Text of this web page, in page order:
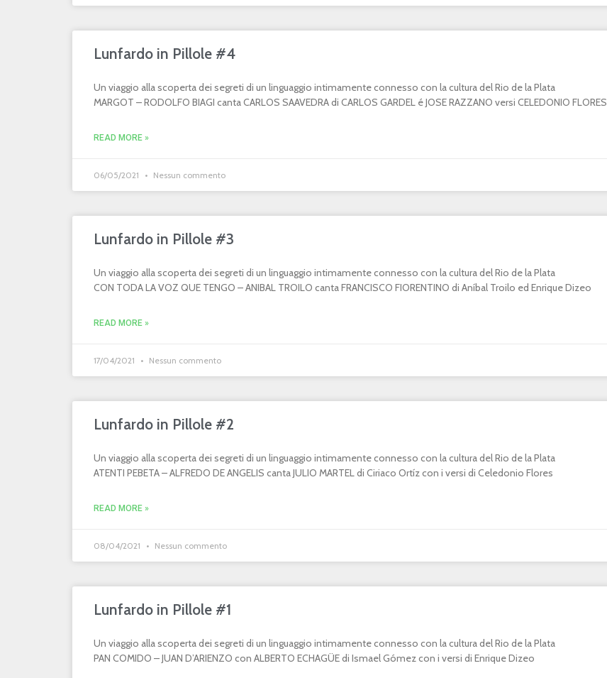
Lunfardo in Pillole #4
Un viaggio alla scoperta dei segreti di un linguaggio intimamente connesso con la cultura del Rio de la Plata
MARGOT – RODOLFO BIAGI canta CARLOS SAAVEDRA di CARLOS GARDEL é JOSE RAZZANO versi CELEDONIO FLORES
READ MORE »
06/05/2021 Nessun commento
Lunfardo in Pillole #3
Un viaggio alla scoperta dei segreti di un linguaggio intimamente connesso con la cultura del Rio de la Plata
CON TODA LA VOZ QUE TENGO – ANIBAL TROILO canta FRANCISCO FIORENTINO di Aníbal Troilo ed Enrique Dizeo
READ MORE »
17/04/2021 Nessun commento
Lunfardo in Pillole #2
Un viaggio alla scoperta dei segreti di un linguaggio intimamente connesso con la cultura del Rio de la Plata
ATENTI PEBETA – ALFREDO DE ANGELIS canta JULIO MARTEL di Ciriaco Ortíz con i versi di Celedonio Flores
READ MORE »
08/04/2021 Nessun commento
Lunfardo in Pillole #1
Un viaggio alla scoperta dei segreti di un linguaggio intimamente connesso con la cultura del Rio de la Plata
PAN COMIDO – JUAN D’ARIENZO con ALBERTO ECHAGÜE di Ismael Gómez con i versi di Enrique Dizeo